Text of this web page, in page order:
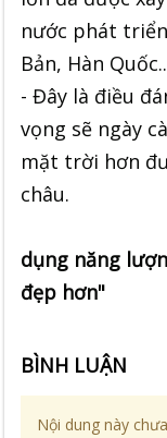
nước phát
Bản, Hàn
- Đây là điều
vọng sẽ ngày
mặt trời hơn
châu.
dụng năng
đẹp hơn"
BÌNH LUẬN
Nội dung này